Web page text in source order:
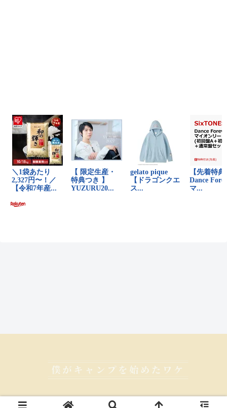
© 2014 僕がキャンプを始めたワケ.